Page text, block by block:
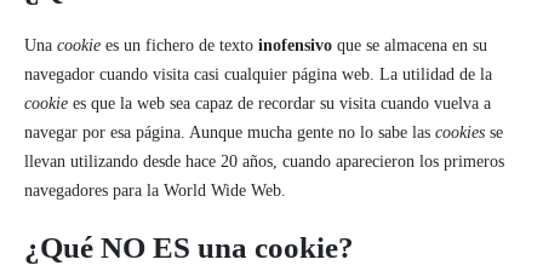
Una cookie es un fichero de texto inofensivo que se almacena en su
navegador cuando visita casi cualquier página web. La utilidad de la
cookie es que la web sea capaz de recordar su visita cuando vuelva a
navegar por esa página. Aunque mucha gente no lo sabe las cookies se
llevan utilizando desde hace 20 años, cuando aparecieron los primeros
navegadores para la World Wide Web.
¿Qué NO ES una cookie?